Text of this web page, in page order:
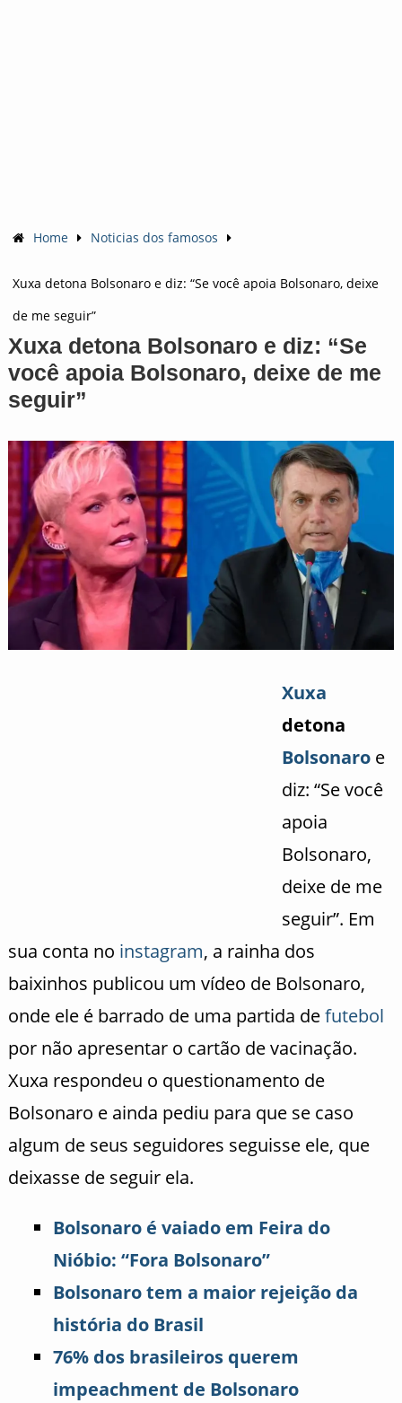
Home Noticias dos famosos
Xuxa detona Bolsonaro e diz: “Se você apoia Bolsonaro, deixe
de me seguir”
Xuxa detona Bolsonaro e diz: “Se
você apoia Bolsonaro, deixe de me
seguir”
Xuxa
detona
Bolsonaroe
diz: “Se você
apoia
Bolsonaro,
deixe de me
seguir”. Em
sua conta no instagram, a rainha dos
baixinhos publicou um vídeo de Bolsonaro,
onde ele é barrado de uma partida defutebol
por não apresentar o cartão de vacinação.
Xuxa respondeu o questionamento de
Bolsonaro e ainda pediu para que se caso
algum de seus seguidores seguisse ele, que
deixasse de seguir ela.
Bolsonaro é vaiado em Feira do
Nióbio: “Fora Bolsonaro”
Bolsonaro tem a maior rejeição da
história do Brasil
76% dos brasileiros querem
impeachment de Bolsonaro